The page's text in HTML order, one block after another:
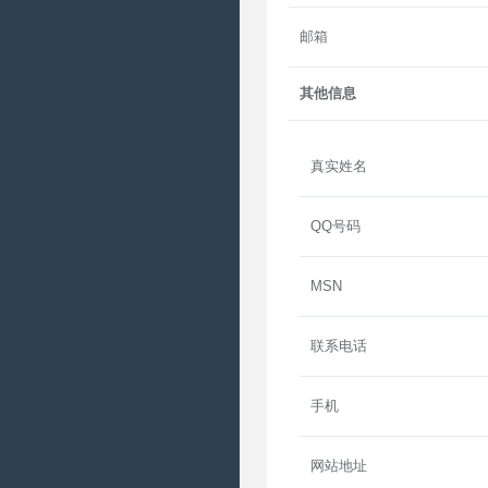
邮箱
其他信息
真实姓名
QQ号码
MSN
联系电话
手机
网站地址